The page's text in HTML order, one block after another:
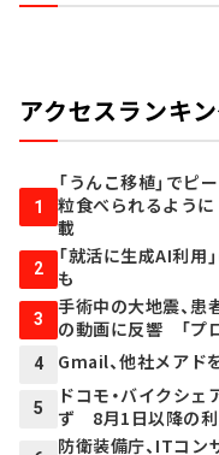
アクセスランキ
1
「うんこ移植」でピ
粒食べられるよう
載
2
「就活に生成AI利
も
3
手術中の大地震、
の動画に反響 「プロ
4 Gmail、他社メアド
5
ドコモ・バイクシ
ず 8月1日以降の利
防衛装備庁、ITコン